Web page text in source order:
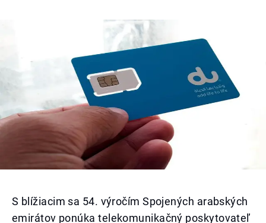
S blížiacim sa 54. výročím Spojených arabských
emirátov ponúka telekomunikačný poskytovateľ